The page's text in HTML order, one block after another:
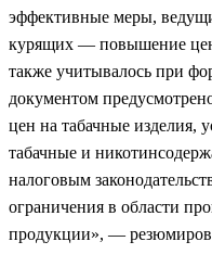
эффективные меры,
курящих — повышение
также учитывалось при
документом
цен на табачные изделия,
табачные и
налоговым
ограничения в области
продукции», —